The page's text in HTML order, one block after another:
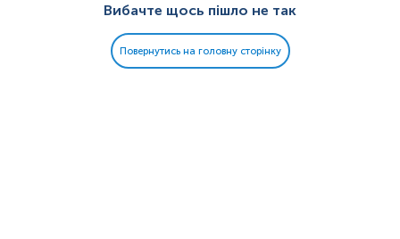
Вибачте щось пішло не так
Повернутись на головну сторінку